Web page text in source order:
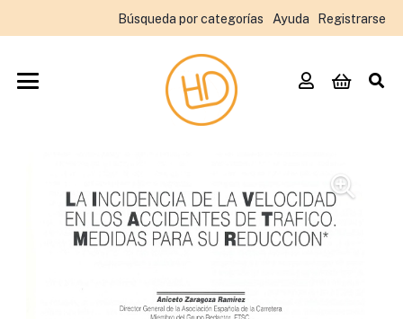
Búsqueda por categorías Ayuda Registrarse